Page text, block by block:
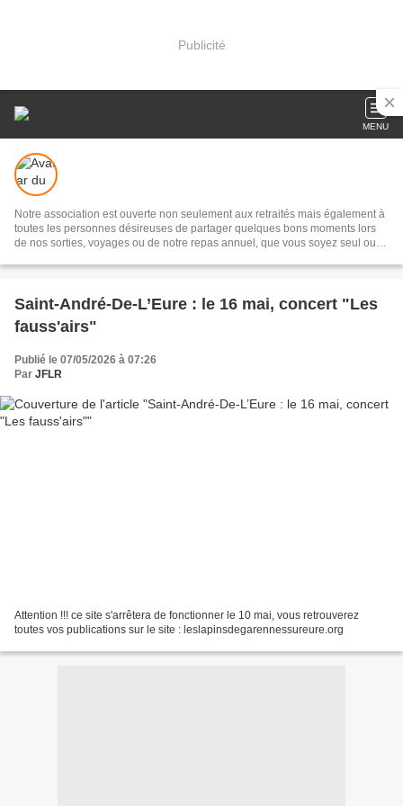
Publicité
MENU
Notre association est ouverte non seulement aux retraités mais également à
toutes les personnes désireuses de partager quelques bons moments lors
de nos sorties, voyages ou de notre repas annuel, que vous soyez seul ou
Saint-André-De-L’Eure : le 16 mai, concert "Les
fauss'airs"
Publié le 07/05/2026 à 07:26
Par JFLR
Attention !!! ce site s'arrêtera de fonctionner le 10 mai, vous retrouverez
toutes vos publications sur le site : leslapinsdegarennessureure.org